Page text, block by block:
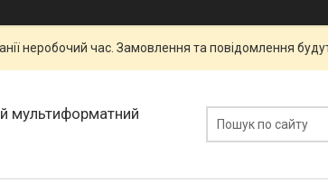
неробочий час. Замовлення та повідомлення
мультиформатний